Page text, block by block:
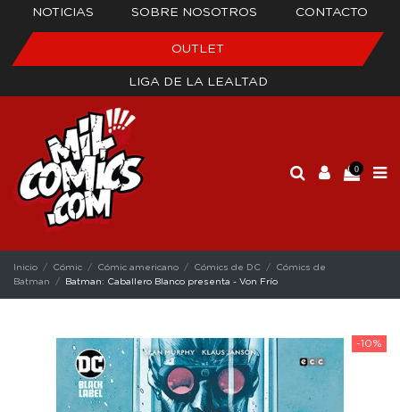
NOTICIAS SOBRE NOSOTROS CONTACTO
OUTLET
LIGA DE LA LEALTAD
0
Inicio Cómic Cómic americano Cómics de DC
Cómics de
Batman
Batman: Caballero Blanco presenta - Von Frío
-10%